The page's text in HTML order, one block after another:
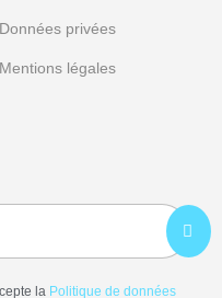
Données privées
Mentions légales
la Politique de données